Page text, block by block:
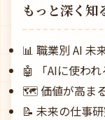
もっと深く知
📊 職業別 AI 未
🤖
「AIに使わ
🗺️ 価値が高ま
📝 未来の仕事